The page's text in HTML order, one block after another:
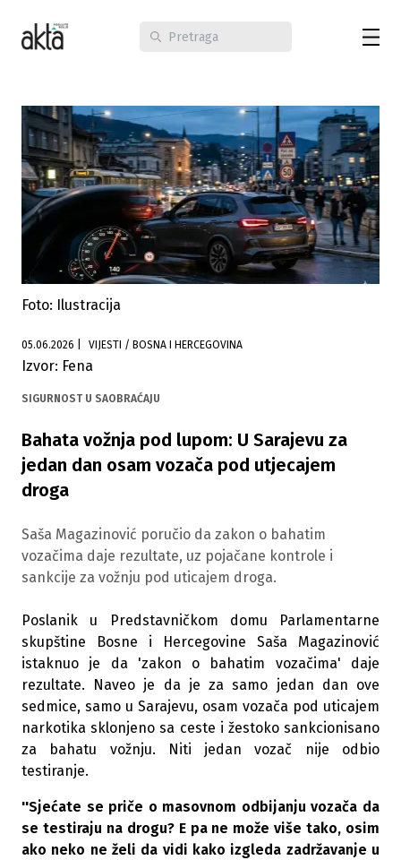
Foto: Ilustracija
05.06.2026 VIJESTI / BOSNA I HERCEGOVINA
Izvor: Fena
SIGURNOST U SAOBRAĆAJU
Bahata vožnja pod lupom: U Sarajevu za
jedan dan osam vozača pod utjecajem
droga
Saša Magazinović poručio da zakon o bahatim
vozačima daje rezultate, uz pojačane kontrole i
sankcije za vožnju pod uticajem droga.
Poslanik u Predstavničkom domu Parlamentarne
skupštine Bosne i Hercegovine Saša Magazinović
istaknuo je da 'zakon o bahatim vozačima' daje
rezultate. Naveo je da je za samo jedan dan ove
sedmice, samo u Sarajevu, osam vozača pod uticajem
narkotika sklonjeno sa ceste i žestoko sankcionisano
za bahatu vožnju. Niti jedan vozač nije odbio
testiranje.
''Sjećate se priče o masovnom odbijanju vozača da
se testiraju na drogu? E pa ne može više tako, osim
ako neko ne želi da vidi kako izgleda zadržavanje u